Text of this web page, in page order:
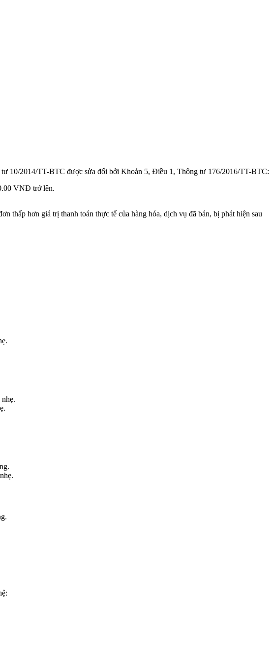
10/2014/TT-BTC được sửa đổi bởi Khoản 5, Điều 1, Thông tư 176/2016/TT-BTC:
VNĐ trở lên.
hơn giá trị thanh toán thực tế của hàng hóa, dịch vụ đã bán, bị phát hiện sau